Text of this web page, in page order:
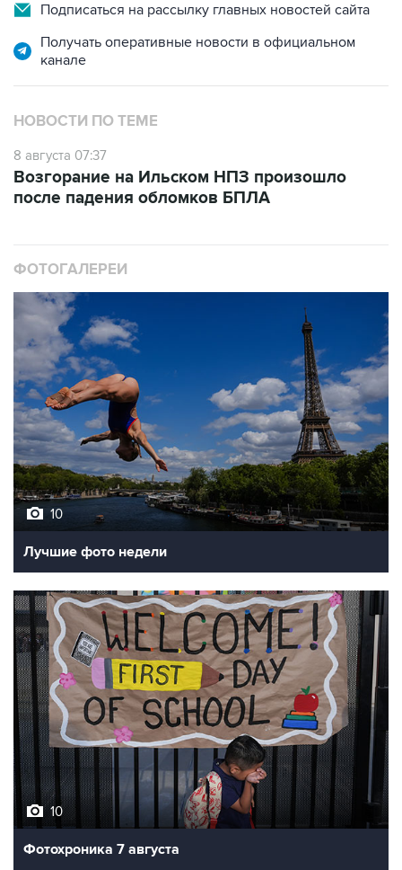
Подписаться на рассылку главных новостей сайта
Получать оперативные новости в официальном
канале
НОВОСТИ ПО ТЕМЕ
8 августа 07:37
Возгорание на Ильском НПЗ произошло
после падения обломков БПЛА
ФОТОГАЛЕРЕИ
10
Лучшие фото недели
10
Фотохроника 7 августа